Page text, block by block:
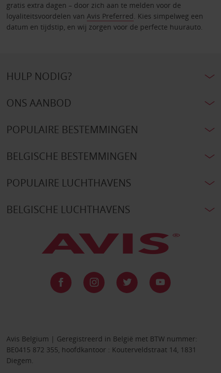
gratis extra dagen – door zich aan te melden voor de
loyaliteitsvoordelen van Avis Preferred. Kies simpelweg een
datum en tijdstip, en wij zorgen voor de perfecte huurauto.
HULP NODIG?
ONS AANBOD
POPULAIRE BESTEMMINGEN
BELGISCHE BESTEMMINGEN
POPULAIRE LUCHTHAVENS
BELGISCHE LUCHTHAVENS
Avis Belgium | Geregistreerd in België met BTW nummer:
BE0415 872 355, hoofdkantoor : Kouterveldstraat 14, 1831
Diegem.